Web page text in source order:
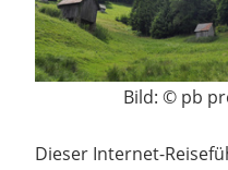
Bild: © pb
Dieser Internet-